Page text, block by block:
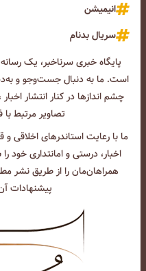
انیمیشن
سریال بدنام
پایگاه خبری سرناخبر، یک
است. ما به دنبال جست‌و‌جو و
چشم انداز‌ها در کنار انتشار
تصاویر مرتبط
ما با رعایت استاندرهای اخلاقی و
اخبار، درستی و امانتداری خود
همراهان‌مان را از طریق نشر
پیشنهادات